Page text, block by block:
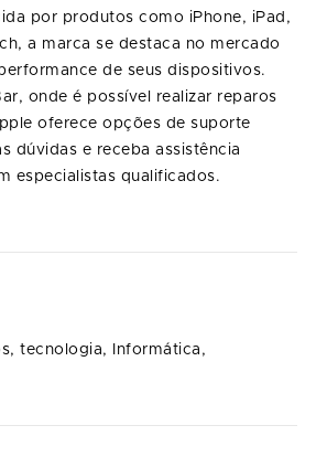
por produtos como iPhone, iPad,
a marca se destaca no mercado
de seus dispositivos.
onde é possível realizar reparos
oferece opções de suporte
dúvidas e receba assistência
especialistas qualificados.
tecnologia,
Informática,